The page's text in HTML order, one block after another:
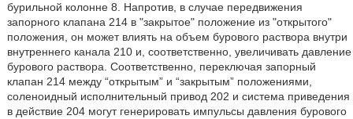
бурильной колонне 8. Напротив, в случае передвижения
запорного клапана 214 в "закрытое" положение из "открытого"
положения, он может влиять на объем бурового раствора внутри
внутреннего канала 210 и, соответственно, увеличивать давление
бурового раствора. Соответственно, переключая запорный
клапан 214 между “открытым” и “закрытым” положениями,
соленоидный исполнительный привод 202 и система приведения
в действие 204 могут генерировать импульсы давления бурового